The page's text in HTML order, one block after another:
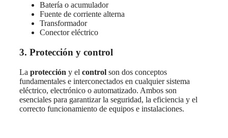
Batería o acumulador
Fuente de corriente alterna
Transformador
Conector eléctrico
3. Protección y control
La protección y el control son dos conceptos
fundamentales e interconectados en cualquier sistema
eléctrico, electrónico o automatizado. Ambos son
esenciales para garantizar la seguridad, la eficiencia y el
correcto funcionamiento de equipos e instalaciones.